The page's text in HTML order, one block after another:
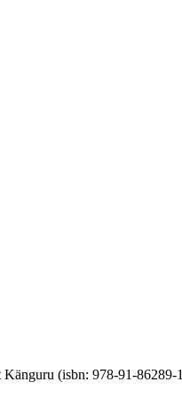
(isbn: 978-91-86289-